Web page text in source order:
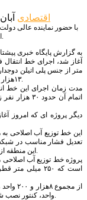
اقتصادی آبان 21, 1398 - نوامبر 12, 2019
با حضور نماینده عالی
از توابع چهارباغ استان البرز با اعتبار ۵۰ میلیارد ریالی آغاز شد.
به گزارش پایگاه خبری
۱۳هزار مترمکعب در شبانه روز باز هزینه ۳۰ میلیارد ریال قرار داشت.
اتمام آن
دیگر پروژه ای که امروز
این خط توزیع آب اصلاحی
این منطقه از نعمت آب با شرایط کمی و کیفی مطلوب برخوردار می شوند.
واحد، کنتور نصب شده است و در کل ۵ هزار خانوار تاکنون در آنجا ساکن شده اند.